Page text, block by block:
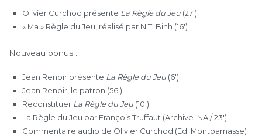
Olivier Curchod présente La Règle du Jeu (27′)
« Ma » Règle du Jeu, réalisé par N.T. Binh (16′)
Nouveau bonus :
Jean Renoir présente La Règle du Jeu (6′)
Jean Renoir, le patron (56′)
Reconstituer La Règle du Jeu (10′)
La Règle du Jeu par François Truffaut (Archive INA / 23′)
Commentaire audio de Olivier Curchod (Ed. Montparnasse)